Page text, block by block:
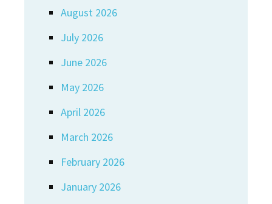
August 2026
July 2026
June 2026
May 2026
April 2026
March 2026
February 2026
January 2026